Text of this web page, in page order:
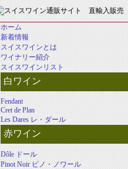
ホーム
新着情報
スイスワインとは
ワイナリー紹介
スイスワインリスト
白ワイン
Fendant
Cret de Plan
Les Dares レ・ダール
赤ワイン
Dôle ドール
Pinot Noir ピノ・ノワール